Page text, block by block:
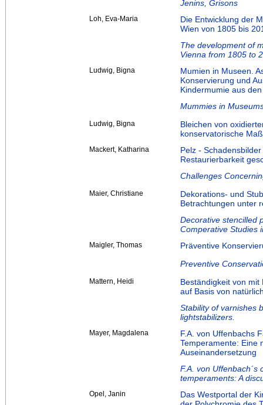
Jenins, Grisons
Loh, Eva-Maria
Die Entwicklung der
Wien von 1805 bis
The development of
Vienna from 1805 to
Ludwig, Bigna
Mumien in Museen.
Konservierung und
Kindermumie aus
Mummies in
Ludwig, Bigna
Bleichen von
konservatorische
Mackert, Katharina
Pelz -
Restaurierbarkeit
Challenges
Maier, Christiane
Dekorations- und
Betrachtungen unter
Decorative stencilled
Comperative Studies
Maigler, Thomas
Präventive
Preventive
Mattern, Heidi
Beständigkeit von
auf Basis von
Stability of varnishes
lightstabilizers.
Mayer, Magdalena
F.A. von Uffenbachs
Temperamente: Eine
Auseinandersetzung
F.A. von
temperaments: A
Opel, Janin
Das Westportal der